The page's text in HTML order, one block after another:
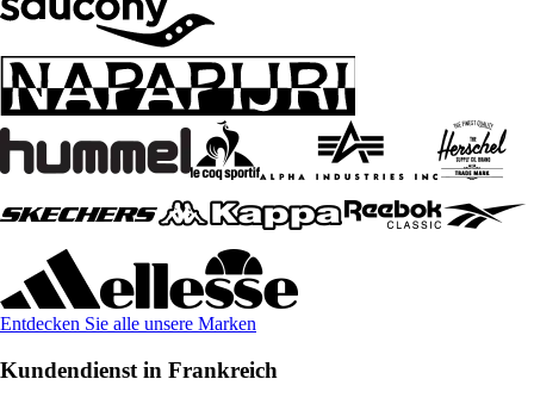
Entdecken Sie alle unsere Marken
Kundendienst in Frankreich